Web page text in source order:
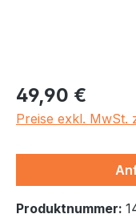
Regulärer Preis:
49,90 €
Preise exkl. MwSt.
Produktnummer: